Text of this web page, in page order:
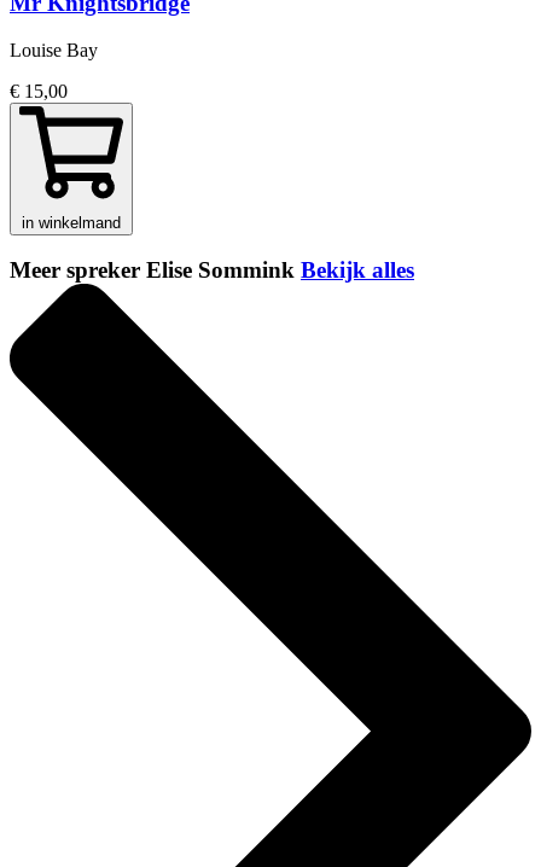
Louise Bay
€ 15,00
in winkelmand
Meer spreker Elise Sommink Bekijk alles